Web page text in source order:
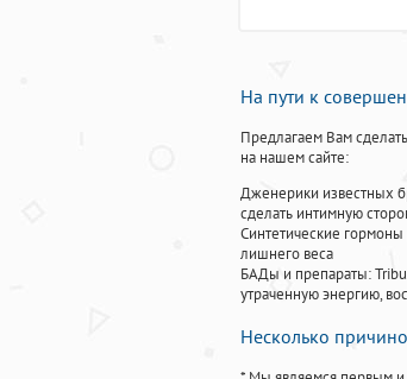
На пути к
Предлагаем Вам
на нашем сайте:
Дженерики известных
сделать интимную
Синтетические гормоны
лишнего веса
БАДы и препараты:
утраченную энергию,
Несколько